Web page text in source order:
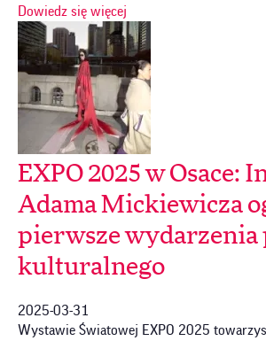
Dowiedz się więcej
EXPO 2025 w Osace:
Adama Mickiewicza
pierwsze wydarzenia
kulturalnego
2025-03-31
Wystawie Światowej EXPO 2025